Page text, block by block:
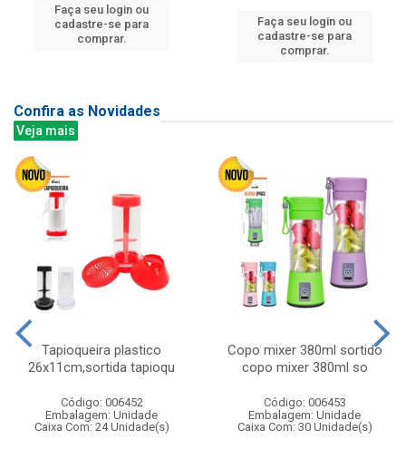
Faça seu login ou
cadastre-se para
comprar.
Faça seu login ou
cadastre-se para
comprar.
Confira as Novidades
Veja mais
Tapioqueira plastico
26x11cm,sortida tapioqu
Código: 006452
Embalagem: Unidade
Caixa Com: 24 Unidade(s)
Copo mixer 380ml sortido
copo mixer 380ml so
Código: 006453
Embalagem: Unidade
Caixa Com: 30 Unidade(s)